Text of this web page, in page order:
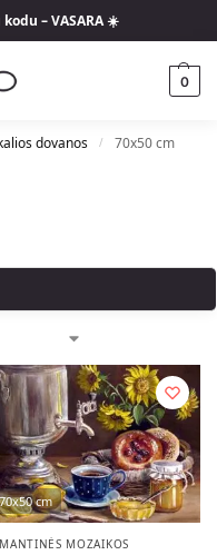
– VASARA ☀️
0
dovanos / 70x50 cm
70x50 cm
MOZAIKOS